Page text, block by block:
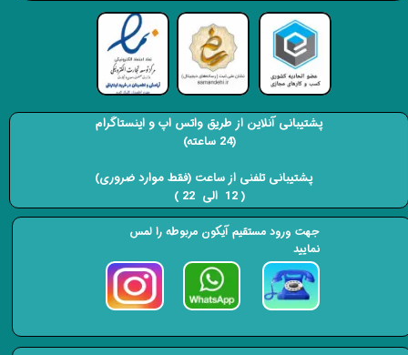
پشتیبانی آنلاین از طریق واتس اپ و اینستاگرام
(24 ساعته)
​​​​​​​ پشتیبانی تلفنی از ساعت (فقط موارد ضروری)
( 12 الی 22 ) ​​​​​​​
جهت ورود مستقیم آیکون مربوطه را لمس
نمایید